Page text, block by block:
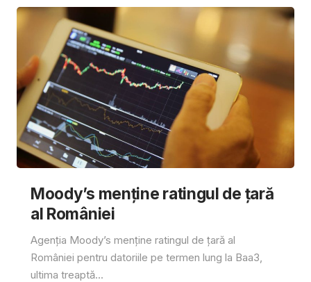
Moody’s menține ratingul de țară
al României
Agenția Moody’s menține ratingul de țară al
României pentru datoriile pe termen lung la Baa3,
ultima treaptă...